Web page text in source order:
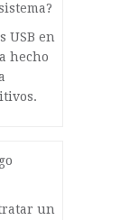
USB en
hecho
un